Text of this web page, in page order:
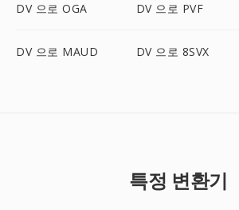
DV 으로 OGA DV 으로 PVF
DV 으로 MAUD DV 으로 8SVX
특정 변환기